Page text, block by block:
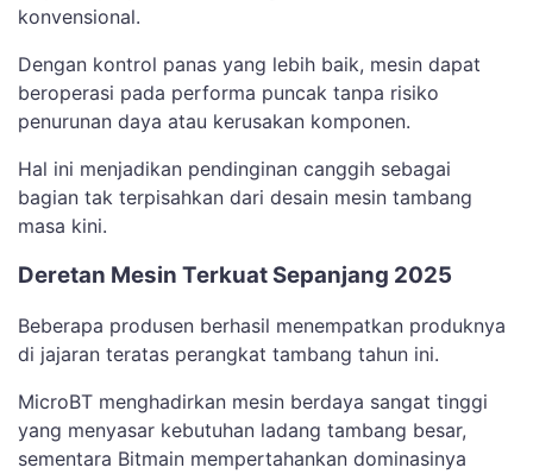
konvensional.
Dengan kontrol panas yang lebih baik, mesin dapat
beroperasi pada performa puncak tanpa risiko
penurunan daya atau kerusakan komponen.
Hal ini menjadikan pendinginan canggih sebagai
bagian tak terpisahkan dari desain mesin tambang
masa kini.
Deretan Mesin Terkuat Sepanjang 2025
Beberapa produsen berhasil menempatkan produknya
di jajaran teratas perangkat tambang tahun ini.
MicroBT menghadirkan mesin berdaya sangat tinggi
yang menyasar kebutuhan ladang tambang besar,
sementara Bitmain mempertahankan dominasinya